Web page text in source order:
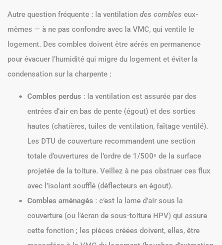
Autre question fréquente : la ventilation des combles eux-
mêmes — à ne pas confondre avec la VMC, qui ventile le
logement. Des combles doivent être aérés en permanence
pour évacuer l’humidité qui migre du logement et éviter la
condensation sur la charpente :
Combles perdus : la ventilation est assurée par des
entrées d’air en bas de pente (égout) et des sorties
hautes (chatières, tuiles de ventilation, faîtage ventilé).
Les DTU de couverture recommandent une section
totale d’ouvertures de l’ordre de 1/500ᵉ de la surface
projetée de la toiture. Veillez à ne pas obstruer ces flux
avec l’isolant soufflé (déflecteurs en égout).
Combles aménagés : c’est la lame d’air sous la
couverture (ou l’écran de sous-toiture HPV) qui assure
cette fonction ; les pièces créées doivent, elles, être